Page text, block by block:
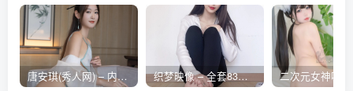
[波萝社] 2015.05.15 Vol.023 许文婷Regina
[波萝社] 2015.05.14 Vol.022 朵比dobby
[波萝社] 2015.05.11 Vol.021 刘娅希
唐安琪(秀人网) – 内购合集无水印[41期-2026.04] 织梦映像 – 全套83期及视频合集[609G-2026..08]